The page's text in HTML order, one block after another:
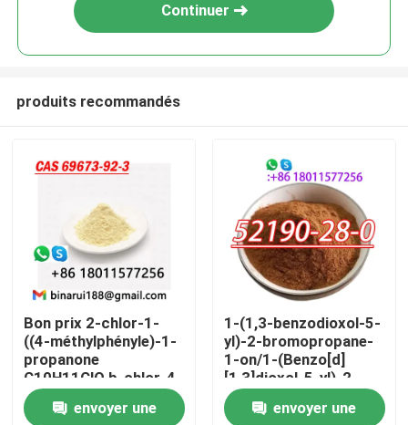
À la maison
Produits
Continuer
produits recommandés
Bon prix 2-chlor-1-
((4-méthylphényle)-1-
propanone
C10H11ClO b-chlor-4-
méthylpropiophénone
Cas 69673-92-3
envoyer une
1-(1,3-benzodioxol-5-
yl)-2-bromopropane-
1-on/1-(Benzo[d]
[1,3]dioxol-5-yl)-2-
bromopropane-1-on
CAS 52190-28-0
envoyer une